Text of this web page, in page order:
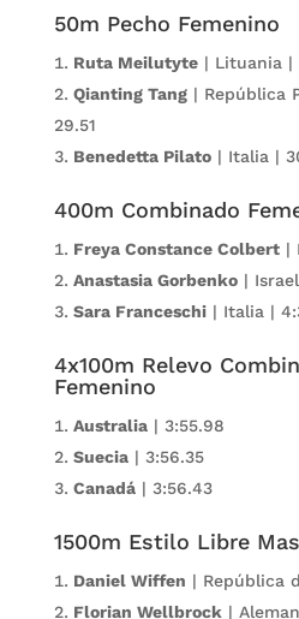
50m Pecho Femenino
Ruta Meilutyte| Lituania |
Qianting Tang| República
29.51
Benedetta Pilato| Italia |
400m Combinado
Freya Constance Colbert|
Anastasia Gorbenko| Israel
Sara Franceschi| Italia |
4x100m Relevo
Femenino
Australia| 3:55.98
Suecia| 3:56.35
Canadá| 3:56.43
1500m Estilo Libre
Daniel Wiffen | República
Florian Wellbrock|